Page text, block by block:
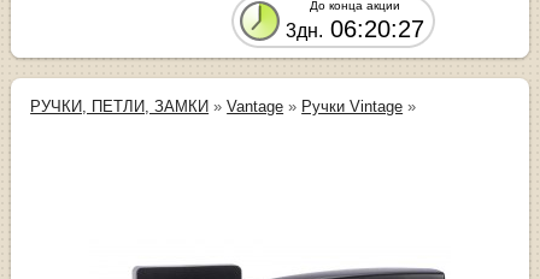
До конца акции
3дн. 06:20:27
РУЧКИ, ПЕТЛИ, ЗАМКИ »Vantage » Ручки Vintage »